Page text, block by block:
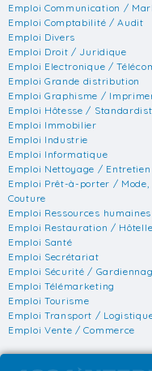
Emploi Communication /
Emploi Comptabilité / Audit
Emploi Divers
Emploi Droit / Juridique
Emploi Electronique /
Emploi Grande distribution
Emploi Graphisme /
Emploi Hôtesse /
Emploi Immobilier
Emploi Industrie
Emploi Informatique
Emploi Nettoyage / Entretien
Emploi Prêt-à-porter / Mode,
Couture
Emploi Ressources humaines
Emploi Restauration /
Emploi Santé
Emploi Secrétariat
Emploi Sécurité /
Emploi Télémarketing
Emploi Tourisme
Emploi Transport /
Emploi Vente / Commerce